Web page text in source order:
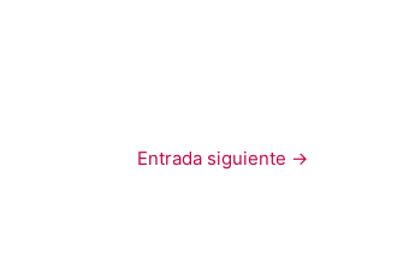
Entrada siguiente →